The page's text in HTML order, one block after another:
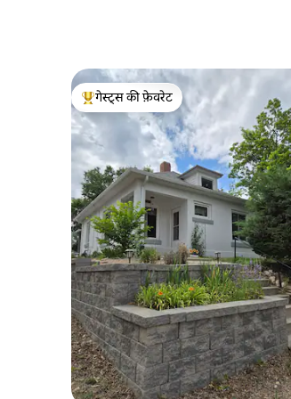
गेस्ट्स का टॉप फ़ेवरेट
गेस्ट्स की फ़ेवरेट